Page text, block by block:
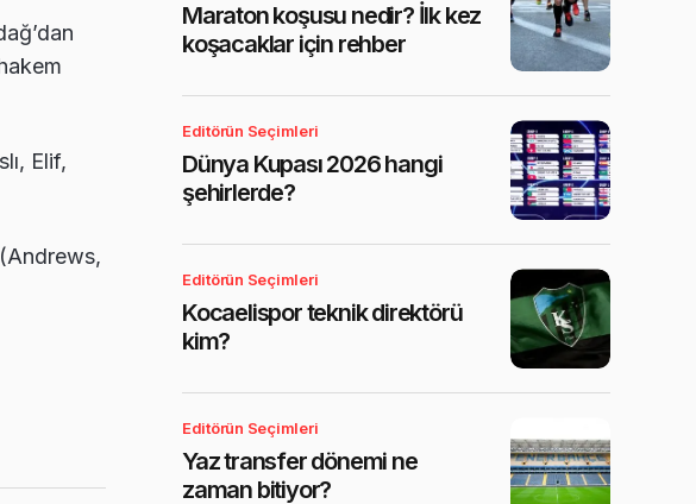
Elif,
Maraton koşusu nedir? İlk kez
koşacaklar için rehber
Editörün Seçimleri
Dünya Kupası 2026 hangi
şehirlerde?
Editörün Seçimleri
Kocaelispor teknik direktörü
kim?
Editörün Seçimleri
Yaz transfer dönemi ne
zaman bitiyor?